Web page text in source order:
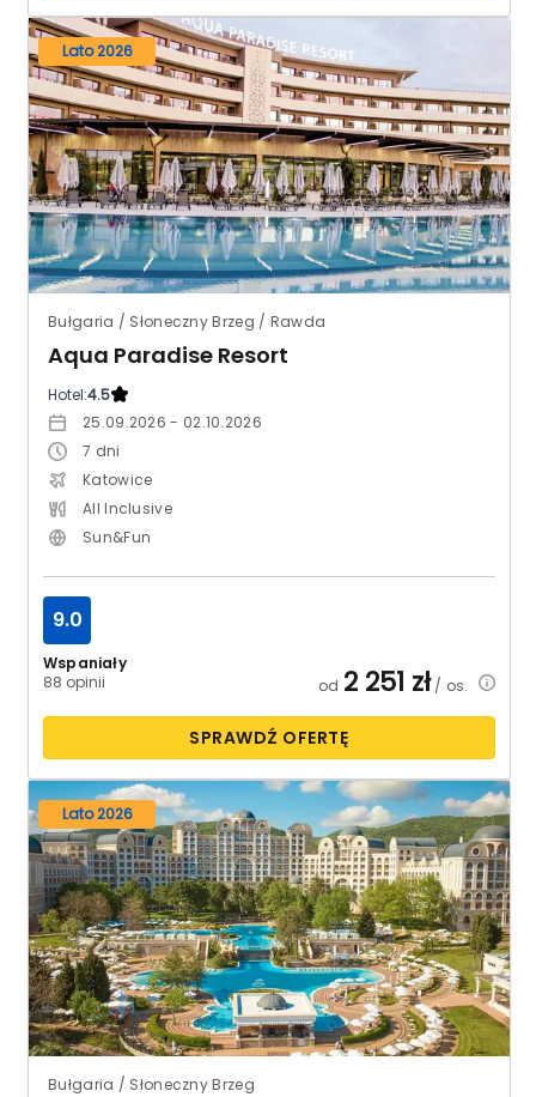
Lato 2026
Bułgaria / Słoneczny Brzeg / Rawda
Aqua Paradise Resort
Hotel:4.5
25.09.2026 - 02.10.2026
7 dni
Katowice
All Inclusive
Sun&Fun
Wspaniały
88 opinii
9.0
od 2 251 zł/ os.
SPRAWDŹ OFERTĘ
Lato 2026
Bułgaria / Słoneczny Brzeg